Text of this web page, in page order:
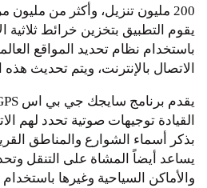
200 مليون تنزيل، وأكثر من
يقوم التطبيق بتخزين خرائط ثلاثية
الاتصال بالإنترنت، ويتم تحديث
القيادة توجيهات صوتية تحدد لهم
بذكر أسماء الشوارع والمناطق
يساعد أيضاً المشاة على التنقل
والأماكن السياحية وغيرها